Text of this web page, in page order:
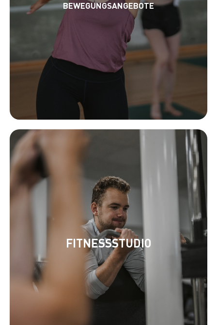
BEWEGUNGSANGEBOTE
FITNESSSTUDIO